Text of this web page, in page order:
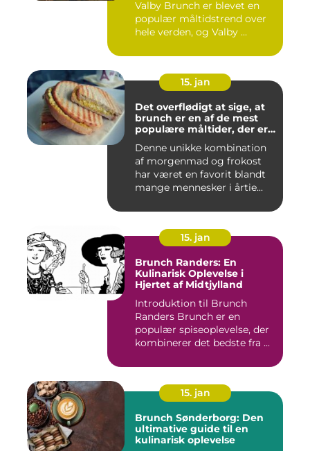
Valby Brunch er blevet en
populær måltidstrend over
hele verden, og Valby ...
15. jan
Det overflødigt at sige, at
brunch er en af de mest
populære måltider, der er
Denne unikke kombination
af morgenmad og frokost
har været en favorit blandt
mange mennesker i årtie...
15. jan
Brunch Randers: En
Kulinarisk Oplevelse i
Hjertet af Midtjylland
Introduktion til Brunch
Randers Brunch er en
populær spiseoplevelse, der
kombinerer det bedste fra ...
15. jan
Brunch Sønderborg: Den
ultimative guide til en
kulinarisk oplevelse